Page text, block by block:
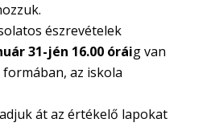
észrevételek
31-jén 16.00 óráig van
az iskola
át az értékelő lapokat